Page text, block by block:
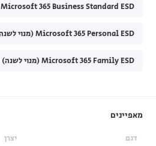
Microsoft 365 Business Standard ESD (מנוי לשנה) (+₪599.00)
Microsoft 365 Personal ESD (מנוי לשנה) (+₪299.00)
Microsoft 365 Family ESD (מנוי לשנה) (+₪450.00)
מאפיינים
דגם יצרן